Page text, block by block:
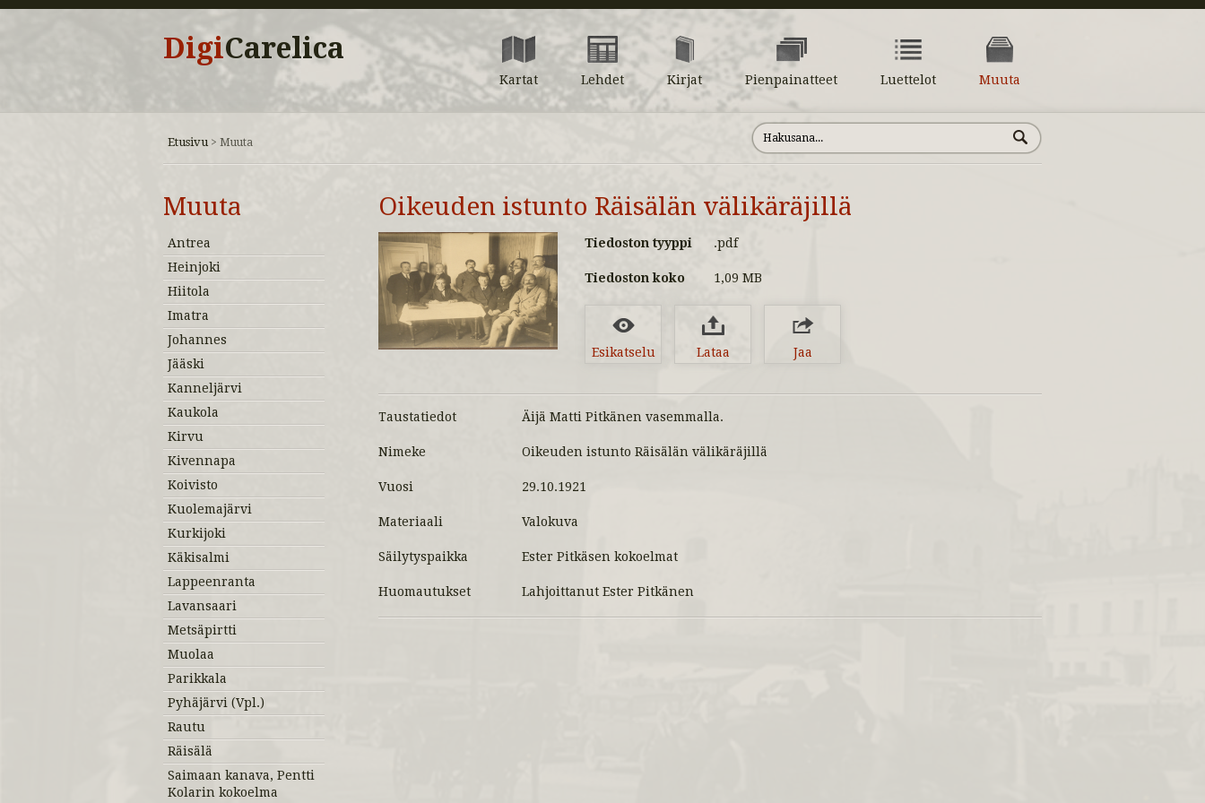
DigiCarelica
Kartat Lehdet Kirjat Pienpainatteet Luettelot Muuta
Etusivu > Muuta
Muuta
Antrea
Heinjoki
Hiitola
Imatra
Johannes
Jääski
Kanneljärvi
Kaukola
Kirvu
Kivennapa
Koivisto
Kuolemajärvi
Kurkijoki
Käkisalmi
Lappeenranta
Lavansaari
Metsäpirtti
Muolaa
Parikkala
Pyhäjärvi (Vpl.)
Rautu
Räisälä
Saimaan kanava, Pentti
Kolarin kokoelma
Oikeuden istunto Räisälän välikäräjillä
Tiedoston tyyppi .pdf
Tiedoston koko 1,09 MB
Esikatselu Lataa Jaa
Taustatiedot Äijä Matti Pitkänen vasemmalla.
Nimeke Oikeuden istunto Räisälän välikäräjillä
Vuosi 29.10.1921
Materiaali Valokuva
Säilytyspaikka Ester Pitkäsen kokoelmat
Huomautukset Lahjoittanut Ester Pitkänen